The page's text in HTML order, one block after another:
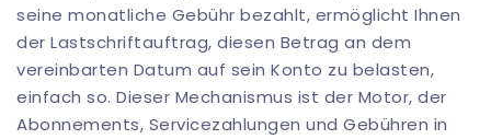
seine monatliche Gebühr bezahlt, ermöglicht Ihnen
der Lastschriftauftrag, diesen Betrag an dem
vereinbarten Datum auf sein Konto zu belasten,
einfach so. Dieser Mechanismus ist der Motor, der
Abonnements, Servicezahlungen und Gebühren in